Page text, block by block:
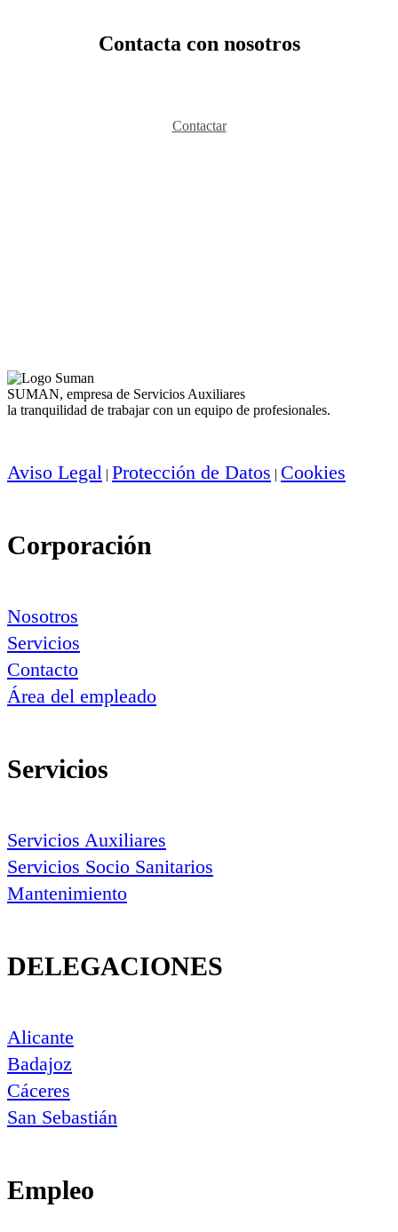
Contacta con nosotros
Contactar
SUMAN, empresa de Servicios Auxiliares
la tranquilidad de trabajar con un equipo de profesionales.
Aviso Legal | Protección de Datos | Cookies
Corporación
Nosotros
Servicios
Contacto
Área del empleado
Servicios
Servicios Auxiliares
Servicios Socio Sanitarios
Mantenimiento
DELEGACIONES
Alicante
Badajoz
Cáceres
San Sebastián
Empleo